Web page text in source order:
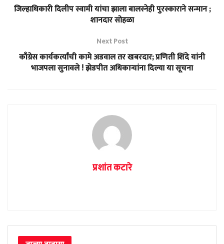
जिल्हाधिकारी दिलीप स्वामी यांचा झाला बालस्नेही पुरस्काराने सन्मान ;
शानदार सोहळा
Next Post
काँग्रेस कार्यकर्त्यांची कामे अडवाल तर खबरदार; प्रणिती शिंदे यांनी
भाजपला सुनावले ! झेडपीत अधिकाऱ्यांना दिल्या या सूचना
प्रशांत कटारे